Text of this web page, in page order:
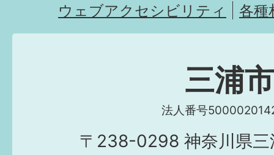
ウェブアクセシビリティ
各種
三浦市
法人番号
〒238-0298 神奈川県三